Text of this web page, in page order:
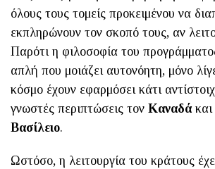
όλους τους τομείς προκειμένου να
εκπληρώνουν τον σκοπό τους, αν
Παρότι η φιλοσοφία του
απλή που μοιάζει αυτονόητη, μόνο
κόσμο έχουν εφαρμόσει κάτι
γνωστές περιπτώσεις τον Καναδάκαι
Βασίλειο.
Ωστόσο, η λειτουργία του κράτους